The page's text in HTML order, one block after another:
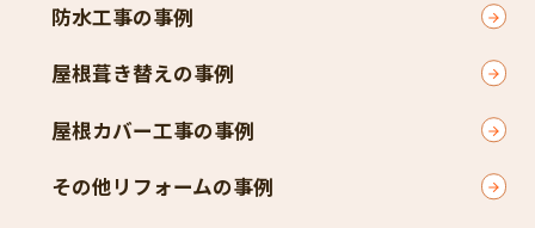
防水工事の事例
屋根葺き替えの事例
屋根カバー工事の事例
その他リフォームの事例